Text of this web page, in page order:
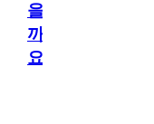
을
까
요?